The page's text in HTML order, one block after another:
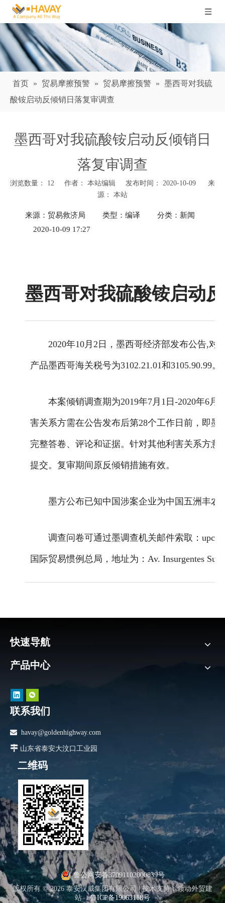
首页 » 贸易摩擦预警 » 贸易摩擦预警 » 墨西哥对我硫
酸铵启动反倾销日落复审调查
墨西哥对我硫酸铵启动反倾销日
落复审调查
浏览数量： 12 作者： 本站编辑 发布时间： 2020-10-09 来
源： 本站
来源：贸易救济局 类型：编译
分类：新闻
2020-10-09 17:27
墨西哥对我硫酸铵启动
2020年10月2日，墨西哥经济部发布公告,
产品墨西哥海关税号为3102.21.01和3105.90.99。
本案倾销调查期为2019年7月1日-2020年6月
害关系方需在公告发布后第28个工作日前，即墨
完整答卷、评论和证据。针对其他利害关系方意
提交。复审期间原反倾销措施有效。
墨方公布已知中国涉案企业为中国五洲丰农
调查问卷可通过墨调查机关邮件索取：
国际贸易惯例总局，地址为：Av. Insurgentes Sur
快速导航
产品中心
联系我们
 havay@goldenhighway.com
 山东省泰安大汶口工业园
二维码
鲁公网安备37091102000839号
版权所有 ©2026泰安汉威集团有限公司 |技术支持：领动外贸建
站
鲁ICP备19063118号